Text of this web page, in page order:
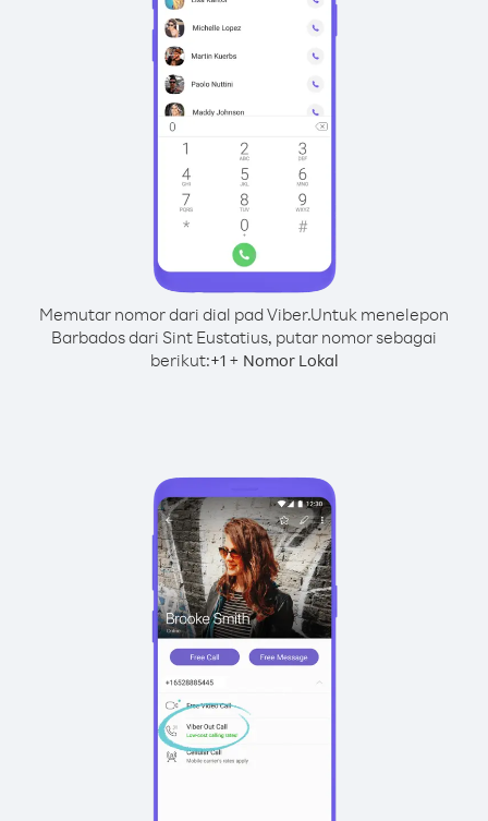
Memutar nomor dari dial pad Viber.Untuk menelepon
Barbados dari Sint Eustatius, putar nomor sebagai
berikut:+1+ Nomor Lokal